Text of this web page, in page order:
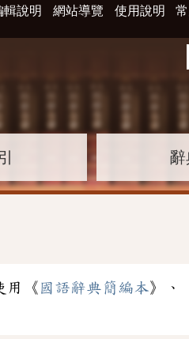
輯說明 網站導覽 使用說明
辭
用《 國語辭典簡編本》、